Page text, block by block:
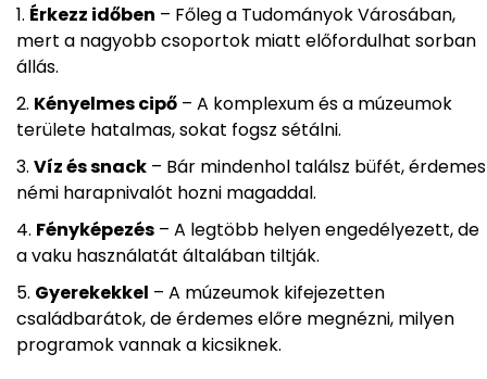
Érkezz időben – Főleg a Tudományok Városában,
mert a nagyobb csoportok miatt előfordulhat sorban
állás.
Kényelmes cipő – A komplexum és a múzeumok
területe hatalmas, sokat fogsz sétálni.
Víz és snack – Bár mindenhol találsz büfét, érdemes
némi harapnivalót hozni magaddal.
Fényképezés – A legtöbb helyen engedélyezett, de
a vaku használatát általában tiltják.
Gyerekekkel – A múzeumok kifejezetten
családbarátok, de érdemes előre megnézni, milyen
programok vannak a kicsiknek.